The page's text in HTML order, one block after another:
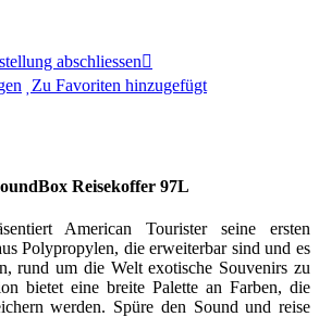
abschliessen
Zu Favoriten hinzugefügt
Reisekoffer 97L
American Tourister seine ersten
Polypropylen, die erweiterbar sind und es
rund um die Welt exotische Souvenirs zu
bietet eine breite Palette an Farben, die
werden. Spüre den Sound und reise